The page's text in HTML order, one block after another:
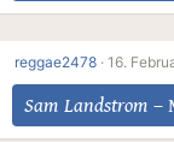
reggae2478 · 16.
Sam Landstrom –